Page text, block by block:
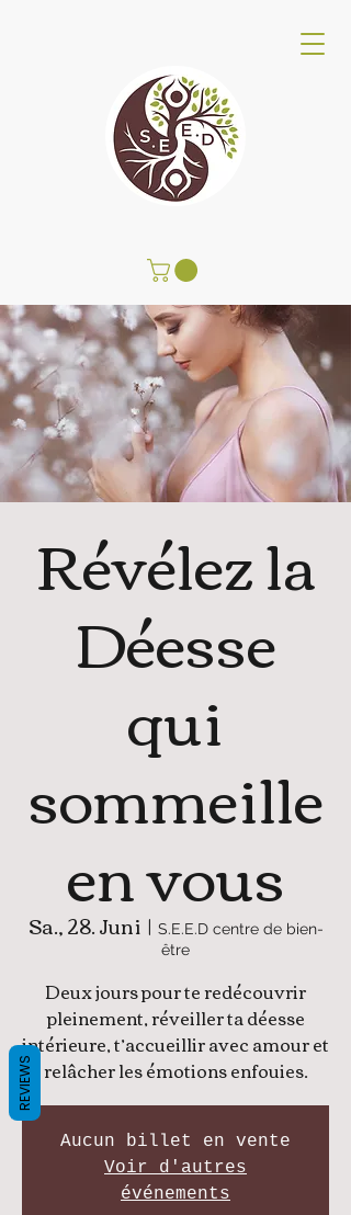
Révélez la
Déesse
qui
sommeille
en vous
Sa., 28. Juni
  |
S.E.E.D centre de bien-
être
Deux jours pour te redécouvrir
pleinement, réveiller ta déesse
intérieure, t’accueillir avec amour et
relâcher les émotions enfouies.
Aucun billet en vente
Voir d'autres
événements
REVIEWS